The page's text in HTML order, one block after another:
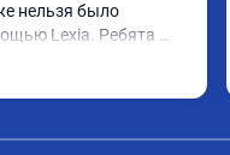
нельзя было
Lexia. Ребята
приняли и